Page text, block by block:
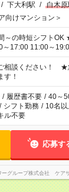
/ 下大利駅 / 白木
向けマンション＞
フトOK ★スタート時間選べます！ 7:00～
11:00～19:00 など
お仕事と合わせ週
基づき、週20時間
※労働者派遣法（
期間の就業はご案
相談ください！
す！
/ 履歴書不要 / 40～
/ シフト勤務 / 10名
ル不要
応募す
ーグループ株式会社 ケア